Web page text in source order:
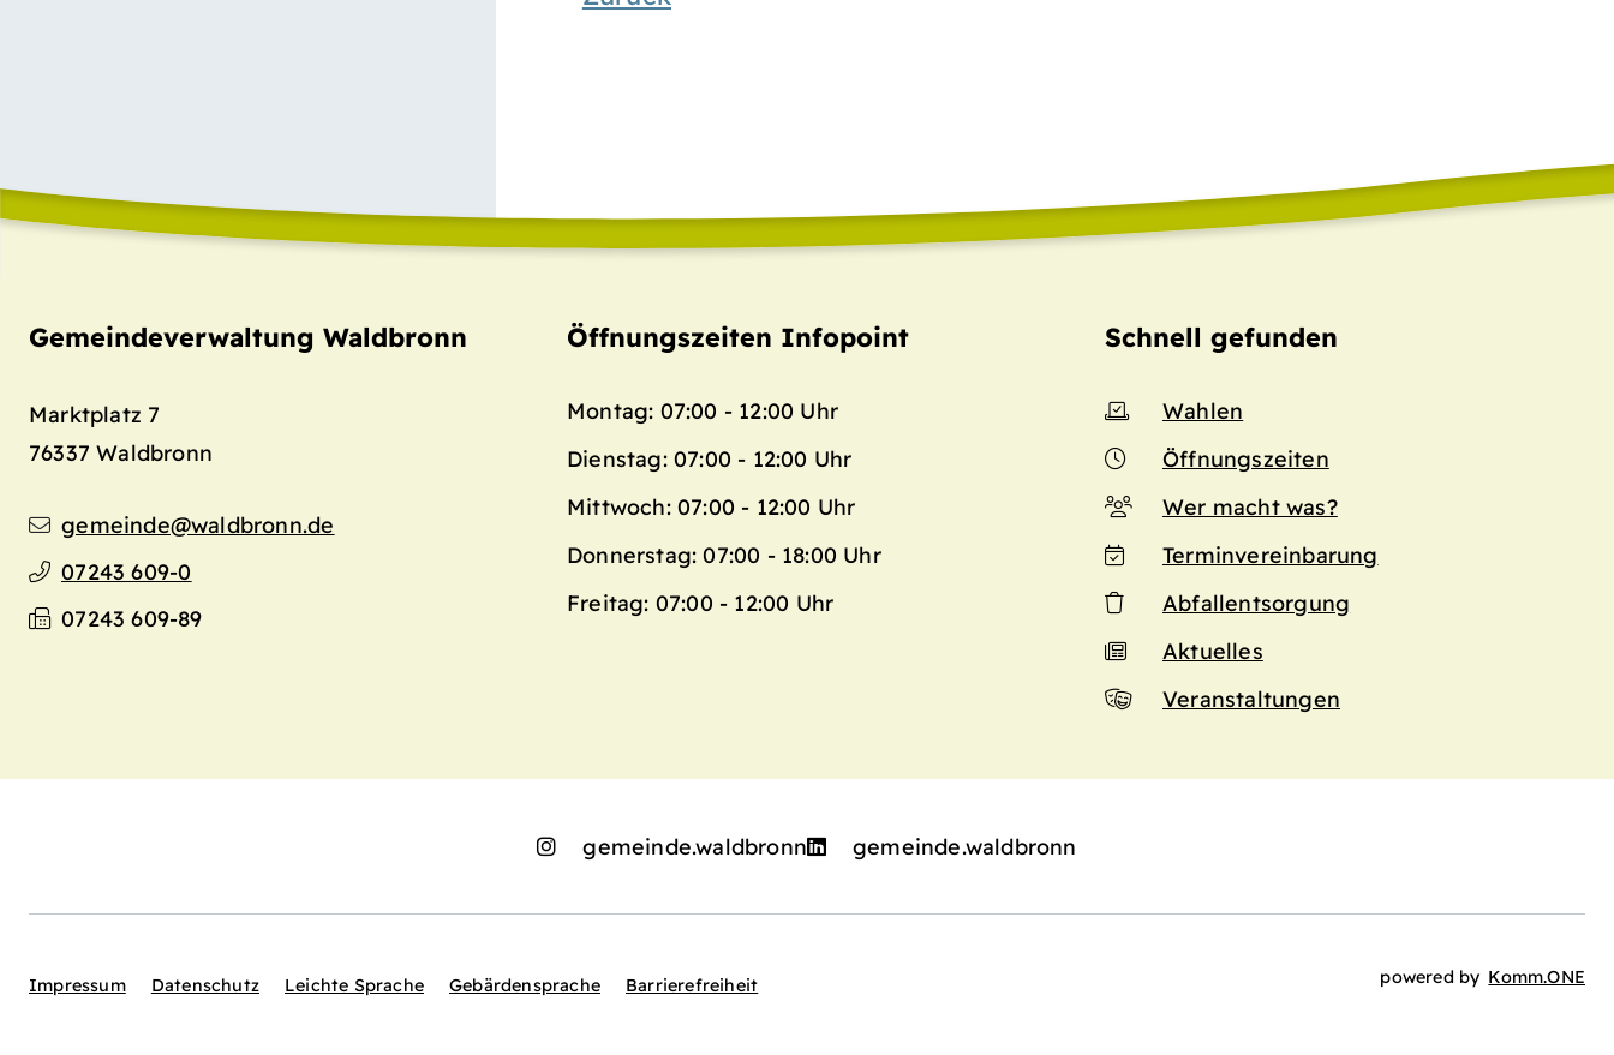
Gemeindeverwaltung Waldbronn
Marktplatz 7
76337 Waldbronn
gemeinde@waldbronn.de
07243 609-0
07243 609-89
Öffnungszeiten Infopoint
Montag: 07:00 - 12:00 Uhr
Dienstag: 07:00 - 12:00 Uhr
Mittwoch: 07:00 - 12:00 Uhr
Donnerstag: 07:00 - 18:00 Uhr
Freitag: 07:00 - 12:00 Uhr
Schnell gefunden
Wahlen
Öffnungszeiten
Wer macht was?
Terminvereinbarung
Abfallentsorgung
Aktuelles
Veranstaltungen
gemeinde.waldbronn gemeinde.waldbronn
Impressum Datenschutz Leichte Sprache Gebärdensprache Barrierefreiheit powered by Komm.ONE